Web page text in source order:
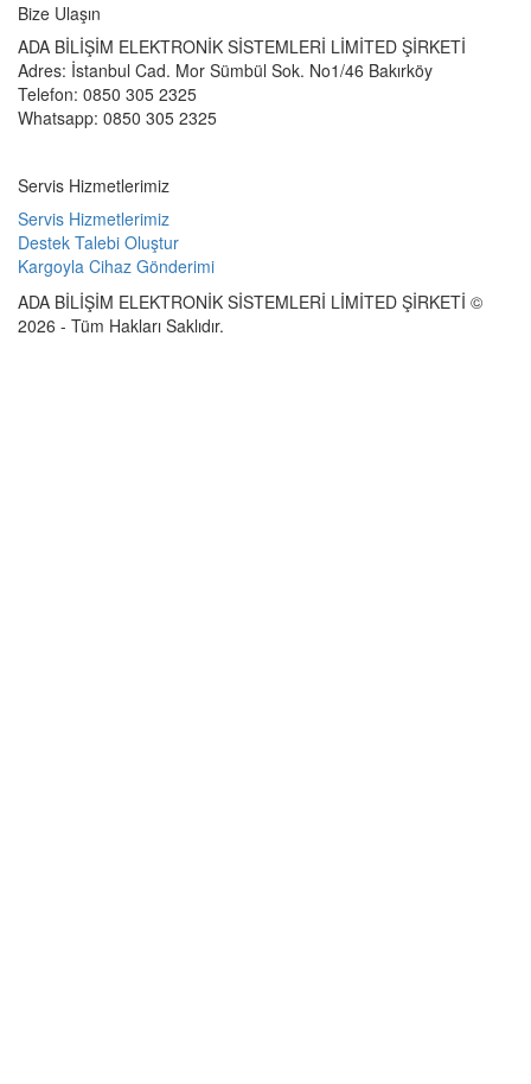
Bize Ulaşın
ADA BİLİŞİM ELEKTRONİK SİSTEMLERİ LİMİTED ŞİRKETİ
Adres: İstanbul Cad. Mor Sümbül Sok. No1/46 Bakırköy
Telefon: 0850 305 2325
Whatsapp: 0850 305 2325
Servis Hizmetlerimiz
Servis Hizmetlerimiz
Destek Talebi Oluştur
Kargoyla Cihaz Gönderimi
ADA BİLİŞİM ELEKTRONİK SİSTEMLERİ LİMİTED ŞİRKETİ ©
2026 - Tüm Hakları Saklıdır.